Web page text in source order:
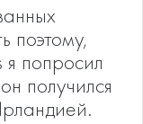
поэтому,
я попросил
получился